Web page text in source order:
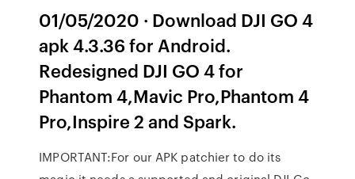
01/05/2020 · Download DJI GO 4
apk 4.3.36 for Android.
Redesigned DJI GO 4 for
Phantom 4,Mavic Pro,Phantom 4
Pro,Inspire 2 and Spark.
IMPORTANT:For our APK patchier to do its